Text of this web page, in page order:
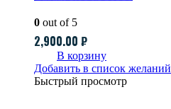
0 out of 5
2,900.00 ₽
В корзину
Добавить в список желаний
Быстрый просмотр